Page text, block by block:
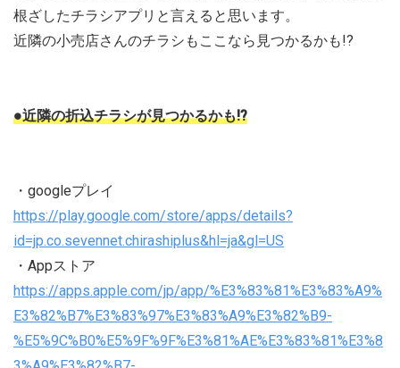
根ざしたチラシアプリと言えると思います。
近隣の小売店さんのチラシもここなら見つかるかも!?
●近隣の折込チラシが見つかるかも!?
・googleプレイ
https://play.google.com/store/apps/details?
id=jp.co.sevennet.chirashiplus&hl=ja&gl=US
・Appストア
https://apps.apple.com/jp/app/%E3%83%81%E3%83%A9%
E3%82%B7%E3%83%97%E3%83%A9%E3%82%B9-
%E5%9C%B0%E5%9F%9F%E3%81%AE%E3%83%81%E3%8